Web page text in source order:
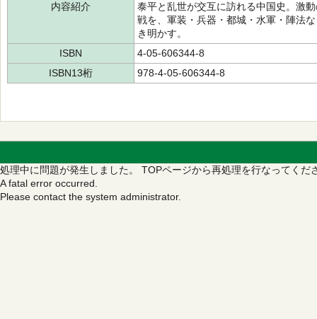
内容紹介
泰平と乱世が交互に訪れる中国史。激
戦を、軍装・兵器・都城・水軍・陣法
き明かす。
ISBN
4-05-606344-8
ISBN13桁
978-4-05-606344-8
処理中に問題が発生しました。 TOPページから再処理を行なってくだ
A fatal error occurred.
Please contact the system administrator.